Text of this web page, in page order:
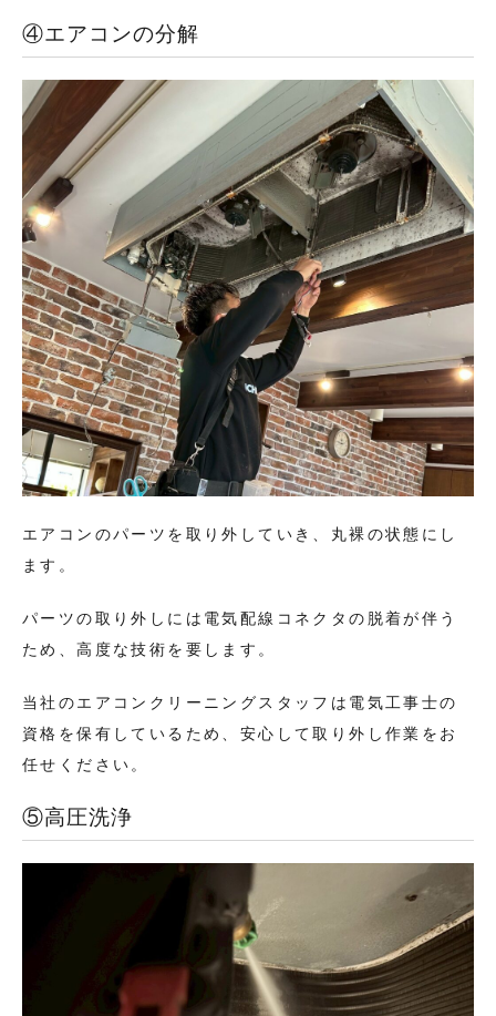
④エアコンの分解
エアコンのパーツを取り外していき、丸裸の状態にし
ます。
パーツの取り外しには電気配線コネクタの脱着が伴う
ため、高度な技術を要します。
当社のエアコンクリーニングスタッフは電気工事士の
資格を保有しているため、安心して取り外し作業をお
任せください。
⑤高圧洗浄